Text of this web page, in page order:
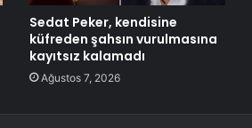
Sedat Peker, kendisine
küfreden şahsın vurulmasına
kayıtsız kalamadı
Ağustos 7, 2026